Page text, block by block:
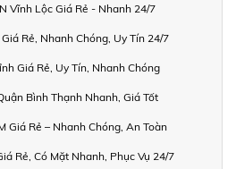
Vĩnh Lộc Giá Rẻ - Nhanh 24/7
Rẻ, Nhanh Chóng, Uy Tín 24/7
Giá Rẻ, Uy Tín, Nhanh Chóng
Bình Thạnh Nhanh, Giá Tốt
Giá Rẻ – Nhanh Chóng, An Toàn
Rẻ, Có Mặt Nhanh, Phục Vụ 24/7